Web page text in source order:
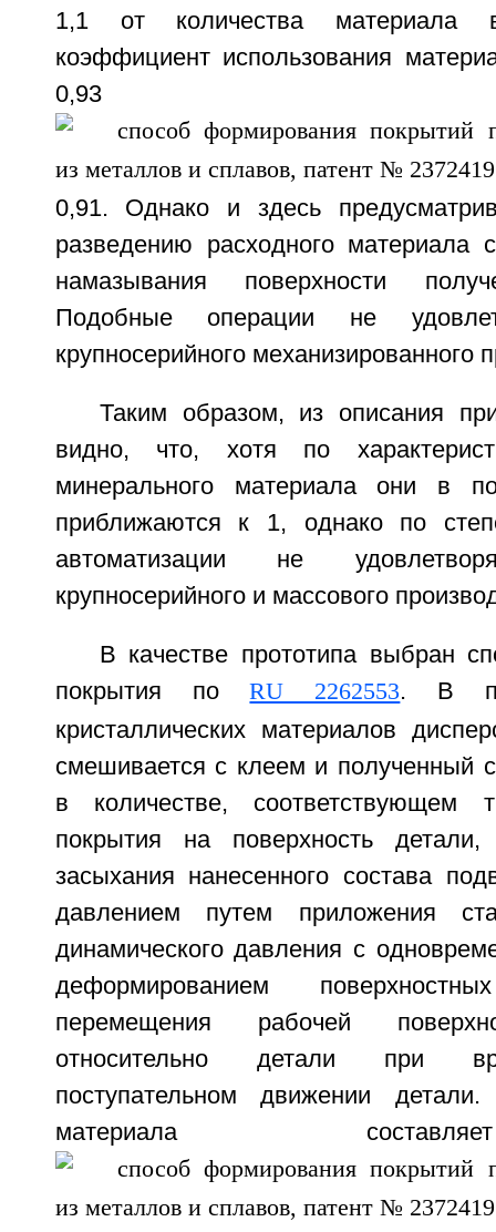
1,1 от количества материала
коэффициент использования
0,93
0,91. Однако и здесь
разведению расходного материала
намазывания поверхности
Подобные операции не
крупносерийного механизированного
Таким образом, из описания
видно, что, хотя по
минерального материала они в
приближаются к 1, однако по
автоматизации не
крупносерийного и массового
В качестве прототипа выбран
покрытия поRU 2262553. В
кристаллических материалов
смешивается с клеем и полученный
в количестве, соответствующем
покрытия на поверхность
засыхания нанесенного состава
давлением путем приложения
динамического давления с
деформированием
перемещения рабочей
относительно детали при
поступательном движении
материала